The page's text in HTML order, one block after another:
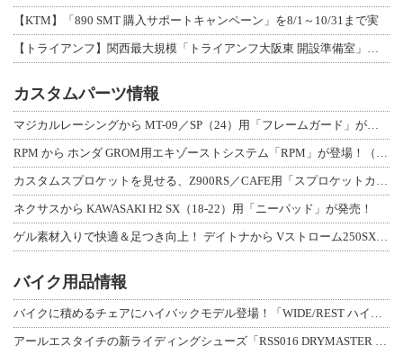
【KTM】「890 SMT 購入サポートキャンペーン」を8/1～10/31まで実
カスタムパーツ情報
ネクサスから KAWASAKI H2 SX（18-22）用「ニーパッド」が発売！
バイク用品情報